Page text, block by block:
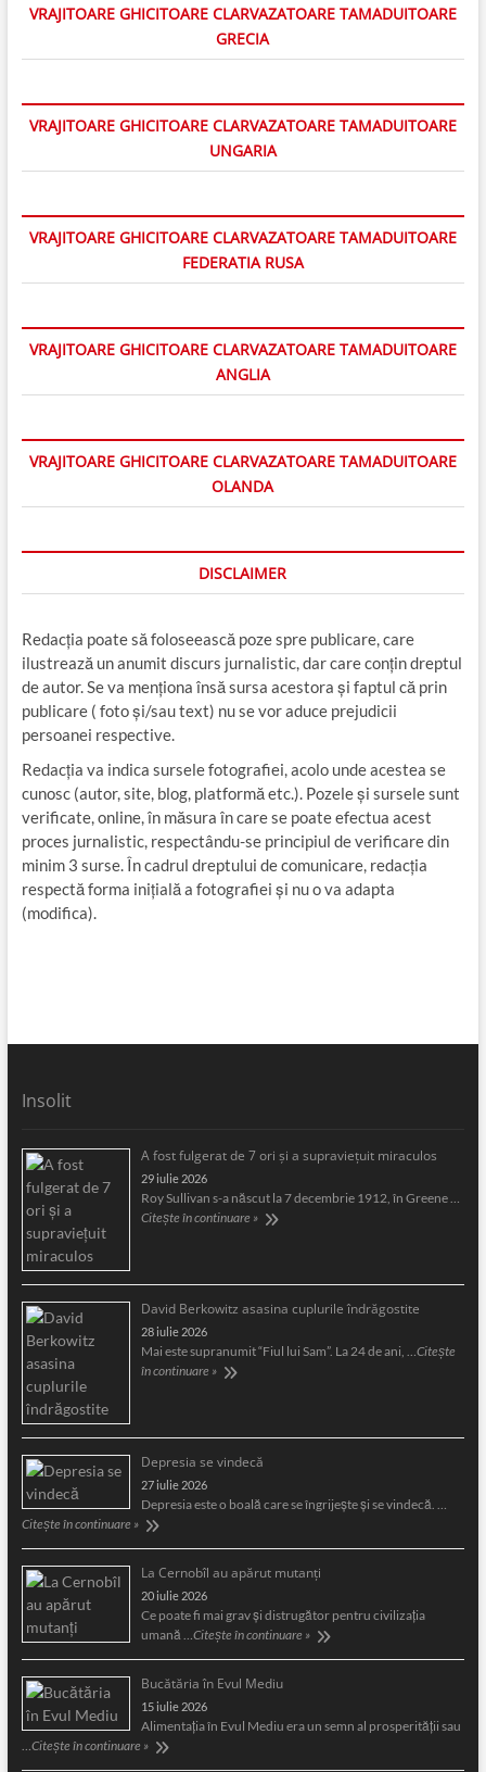
VRAJITOARE GHICITOARE CLARVAZATOARE TAMADUITOARE
GRECIA
VRAJITOARE GHICITOARE CLARVAZATOARE TAMADUITOARE
UNGARIA
VRAJITOARE GHICITOARE CLARVAZATOARE TAMADUITOARE
FEDERATIA RUSA
VRAJITOARE GHICITOARE CLARVAZATOARE TAMADUITOARE
ANGLIA
VRAJITOARE GHICITOARE CLARVAZATOARE TAMADUITOARE
OLANDA
DISCLAIMER
Redacția poate să foloseească poze spre publicare, care
ilustrează un anumit discurs jurnalistic, dar care conțin dreptul
de autor. Se va menționa însă sursa acestora și faptul că prin
publicare ( foto și/sau text) nu se vor aduce prejudicii
persoanei respective.
Redacția va indica sursele fotografiei, acolo unde acestea se
cunosc (autor, site, blog, platformă etc.). Pozele și sursele sunt
verificate, online, în măsura în care se poate efectua acest
proces jurnalistic, respectându-se principiul de verificare din
minim 3 surse. În cadrul dreptului de comunicare, redacția
respectă forma inițială a fotografiei și nu o va adapta
(modifica).
Insolit
A fost fulgerat de 7 ori şi a supravieţuit miraculos
29 iulie 2026
Roy Sullivan s-a născut la 7 decembrie 1912, în Greene …
Citește în continuare »
David Berkowitz asasina cuplurile îndrăgostite
28 iulie 2026
Mai este supranumit “Fiul lui Sam”. La 24 de ani, … Citește
în continuare »
Depresia se vindecă
27 iulie 2026
Depresia este o boală care se îngrijeşte şi se vindecă. …
Citește în continuare »
La Cernobîl au apărut mutanți
20 iulie 2026
Ce poate fi mai grav și distrugător pentru civilizația
umană … Citește în continuare »
Bucătăria în Evul Mediu
15 iulie 2026
Alimentaţia în Evul Mediu era un semn al prosperităţii sau
Citește în continuare »